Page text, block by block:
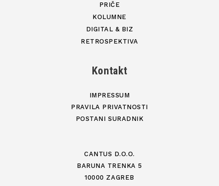
PRIČE
KOLUMNE
DIGITAL & BIZ
RETROSPEKTIVA
Kontakt
IMPRESSUM
PRAVILA PRIVATNOSTI
POSTANI SURADNIK
CANTUS D.O.O.
BARUNA TRENKA 5
10000 ZAGREB